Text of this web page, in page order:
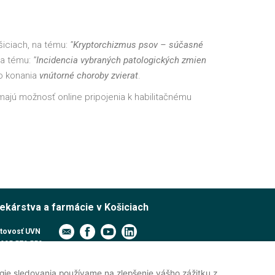
na tému: "Kryptorchizmus psov – súčasné
tému: "Incidencia vybraných patologických zmien
konania vnútorné choroby zvierat.
možnosť online pripojenia k habilitačnému
a farmácie v Košiciach
UVN
579 559
991 474